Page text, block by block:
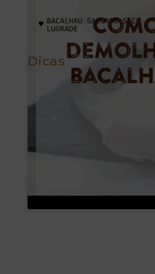
Dicas